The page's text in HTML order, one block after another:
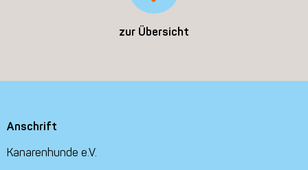
zur Übersicht
Anschrift
Kanarenhunde e.V.